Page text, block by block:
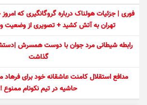
فوری | جزئیات هولناک درباره گروگانگیری که
تهران به آتش کشید + تصویری از وضعیت
رابطه شیطانی مرد جوان با دوست همسرش
گذاشت
مدافع استقلال کامنت عاشقانه خود برای
حاشیه در تیم نکونام ممنوع !